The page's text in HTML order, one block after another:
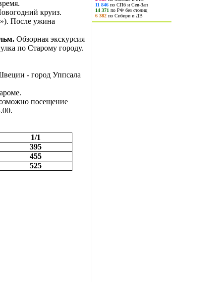
круиз.
После ужина
Обзорная экскурсия
по Старому городу.
- город Уппсала
посещение
1/1
395
455
525
11 846 по СПб и Сев-Зап
14 371 по РФ без столиц
6 382 по Сибири и ДВ